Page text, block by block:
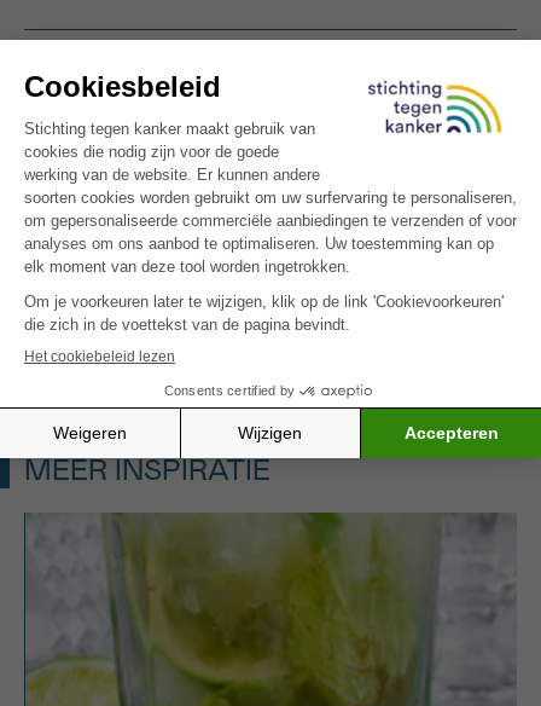
OPGELET: Dit is een recept voor
mensen met kanker. Het is mogelijk rijk
aan calorieën en/of eiwitten, of specifiek
uitgewerkt voor bepaalde klachten
(minder eetlust, misselijkheid,
smaakwijziging, vermoeidheid).
Zin in een andere sprankelende mocktail? Probeer
komkommer basilicum fizz
MEER INSPIRATIE